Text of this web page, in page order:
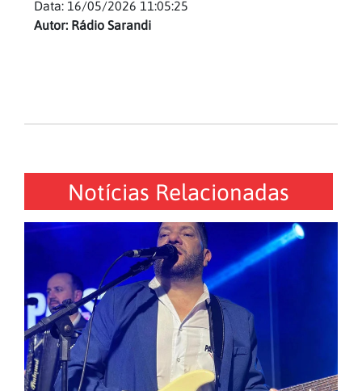
Data: 16/05/2026 11:05:25
Autor: Rádio Sarandi
Notícias Relacionadas